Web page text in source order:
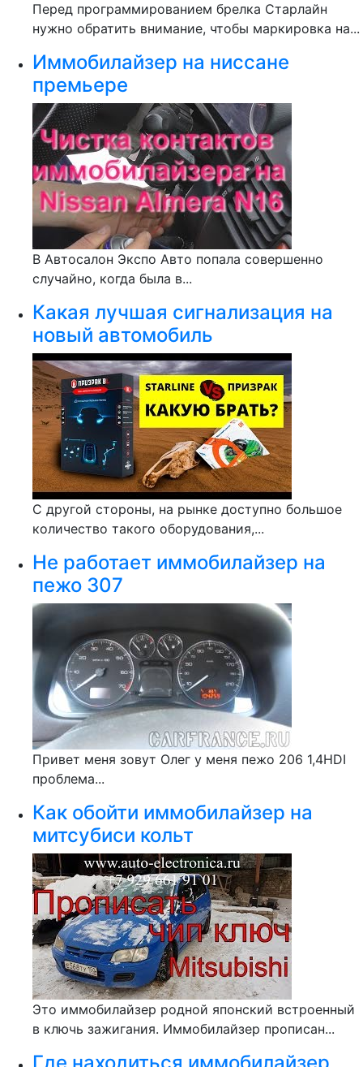
Перед программированием брелка Старлайн
нужно обратить внимание, чтобы маркировка на...
Иммобилайзер на ниссане
премьере
В Автосалон Экспо Авто попала совершенно
случайно, когда была в...
Какая лучшая сигнализация на
новый автомобиль
С другой стороны, на рынке доступно большое
количество такого оборудования,...
Не работает иммобилайзер на
пежо 307
Привет меня зовут Олег у меня пежо 206 1,4HDI
проблема...
Как обойти иммобилайзер на
митсубиси кольт
Это иммобилайзер родной японский встроенный
в ключь зажигания. Иммобилайзер прописан...